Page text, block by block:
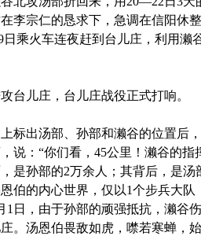
李宗仁的恳求下，急调在信阳休
日乘火车连夜赶到台儿庄，利用濑
儿庄，台儿庄战役正式打响。
出汤部、孙部和濑谷的位置后，
说：“你们看，45公里！濑谷的
是孙部的2万余人；其背后，是
伯的内心世界，仅以1个步兵大
1日，由于孙部的顽强抵抗，濑谷
。汤恩伯畏敌如虎，噤若寒蝉，